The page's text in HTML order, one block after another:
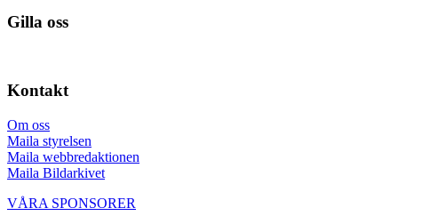
Gilla oss
Kontakt
Om oss
Maila styrelsen
Maila webbredaktionen
Maila Bildarkivet
VÅRA SPONSORER